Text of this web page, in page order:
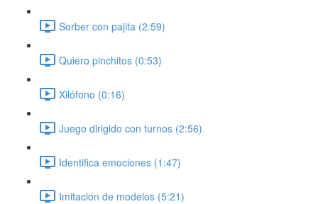
Sorber con pajita (2:59)
Quiero pinchitos (0:53)
Xilófono (0:16)
Juego dirigido con turnos (2:56)
Identifica emociones (1:47)
Imitación de modelos (5:21)